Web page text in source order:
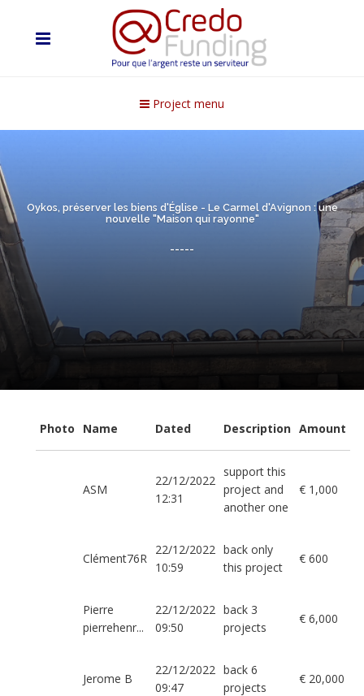
Project menu
Oykos, préserver les biens d'Église - Le Carmel d'Avignon : une
nouvelle "Maison qui rayonne"
-----
Photo Name Dated Description Amount
ASM
22/12/2022
12:31
support this
project and
another one
€ 1,000
Clément76R
22/12/2022
10:59
back only
this project
€ 600
Pierre
pierrehenr...
22/12/2022
09:50
back 3
projects
€ 6,000
Jerome B
22/12/2022
09:47
back 6
projects
€ 20,000